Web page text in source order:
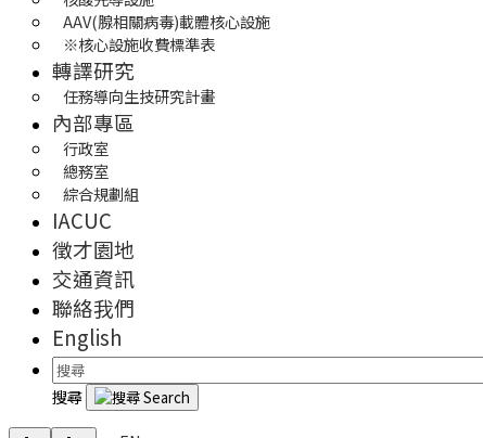
AAV(腺相關病毒)載體核心設施
※核心設施收費標準表
轉譯研究
任務導向生技研究計畫
內部專區
行政室
總務室
綜合規劃組
IACUC
徵才園地
交通資訊
聯絡我們
English
搜尋